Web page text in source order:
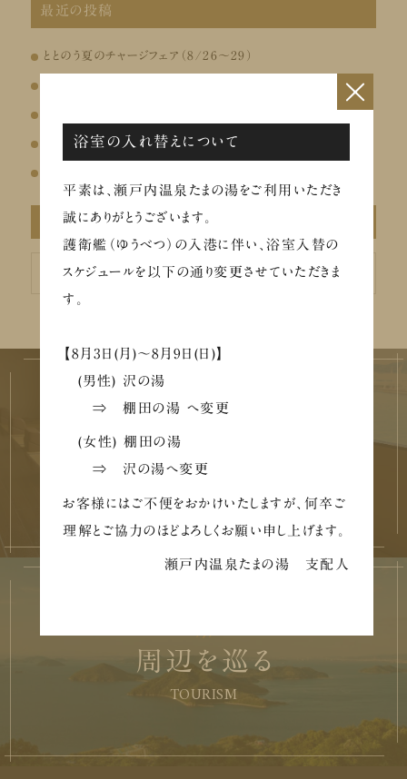
最近の投稿
ととのう夏のチャージフェア（8/26～29）
【メディア掲載】Chill+にて瀬戸内温泉たまの湯が紹介されました
お盆の営業について
アーカイブ
施設を巡る
周辺を巡る
TOURISM
×
浴室の入れ替えについて
平素は、瀬戸内温泉たまの湯をご利用いただき
誠にありがとうございます。
護衛艦（ゆうべつ）の入港に伴い、浴室入替の
スケジュールを以下の通り変更させていただきま
す。
【8月3日(月)～8月9日(日)】
(男性) 沢の湯
⇒ 棚田の湯 へ変更
(女性) 棚田の湯
⇒ 沢の湯へ変更
お客様にはご不便をおかけいたしますが、何卒ご
理解とご協力のほどよろしくお願い申し上げます。
瀬戸内温泉たまの湯 支配人